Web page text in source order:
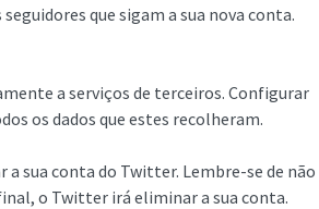
que sigam a sua nova conta.
a serviços de terceiros. Configurar
os dados que estes recolheram.
sua conta do Twitter. Lembre-se de não
o Twitter irá eliminar a sua conta.